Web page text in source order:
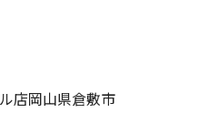
店岡山県倉敷市